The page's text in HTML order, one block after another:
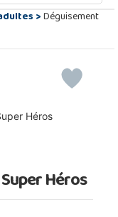
>Déguisement
Héros